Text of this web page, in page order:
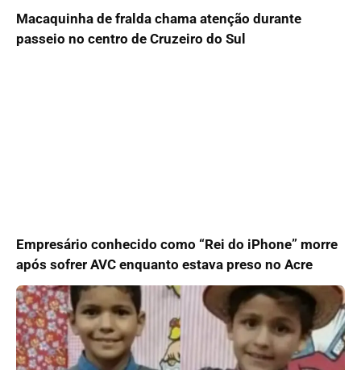
Macaquinha de fralda chama atenção durante
passeio no centro de Cruzeiro do Sul
Empresário conhecido como “Rei do iPhone” morre
após sofrer AVC enquanto estava preso no Acre